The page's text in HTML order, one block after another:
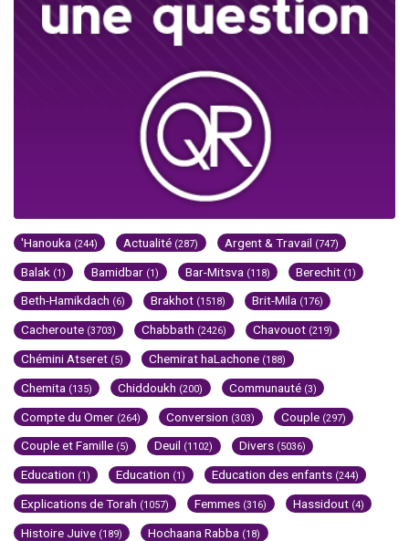
'Hanouka (244) Actualité (287) Argent & Travail (747)
Balak (1) Bamidbar (1) Bar-Mitsva (118) Berechit (1)
Beth-Hamikdach (6) Brakhot (1518) Brit-Mila (176)
Cacheroute (3703) Chabbath (2426) Chavouot (219)
Chémini Atseret (5) Chemirat haLachone (188)
Chemita (135) Chiddoukh (200) Communauté (3)
Compte du Omer (264) Conversion (303) Couple (297)
Couple et Famille (5) Deuil (1102) Divers (5036)
Education (1) Education (1) Education des enfants (244)
Explications de Torah (1057) Femmes (316) Hassidout (4)
Histoire Juive (189) Hochaana Rabba (18)